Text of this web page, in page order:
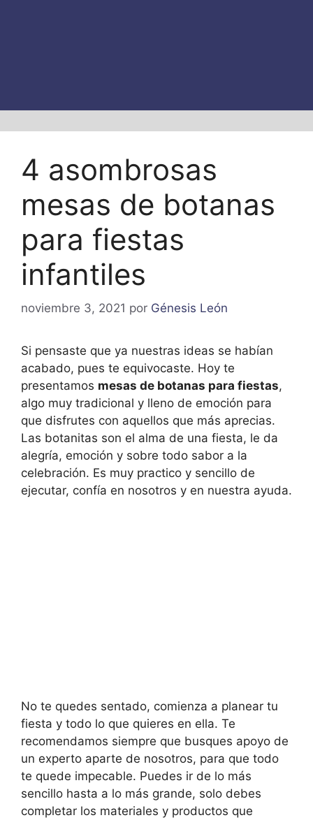
4 asombrosas
mesas de botanas
para fiestas
infantiles
noviembre 3, 2021 por Génesis León
Si pensaste que ya nuestras ideas se habían
acabado, pues te equivocaste. Hoy te
presentamos mesas de botanas para fiestas,
algo muy tradicional y lleno de emoción para
que disfrutes con aquellos que más aprecias.
Las botanitas son el alma de una fiesta, le da
alegría, emoción y sobre todo sabor a la
celebración. Es muy practico y sencillo de
ejecutar, confía en nosotros y en nuestra ayuda.
No te quedes sentado, comienza a planear tu
fiesta y todo lo que quieres en ella. Te
recomendamos siempre que busques apoyo de
un experto aparte de nosotros, para que todo
te quede impecable. Puedes ir de lo más
sencillo hasta a lo más grande, solo debes
completar los materiales y productos que